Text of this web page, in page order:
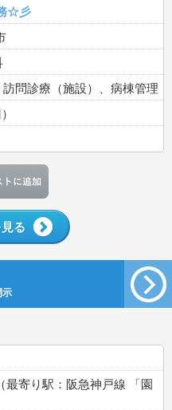
☆彡
問診療（施設）、病棟管理
る
示
最寄り駅：阪急神戸線 「園